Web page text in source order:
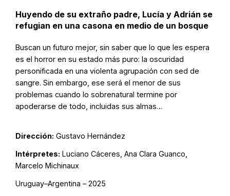
Huyendo de su extraño padre, Lucía y Adrián se
refugian en una casona en medio de un bosque
Buscan un futuro mejor, sin saber que lo que les espera
es el horror en su estado más puro: la oscuridad
personificada en una violenta agrupación con sed de
sangre. Sin embargo, ese será el menor de sus
problemas cuando lo sobrenatural termine por
apoderarse de todo, incluidas sus almas…
Dirección: Gustavo Hernández
Intérpretes: Luciano Cáceres, Ana Clara Guanco,
Marcelo Michinaux
Uruguay–Argentina – 2025